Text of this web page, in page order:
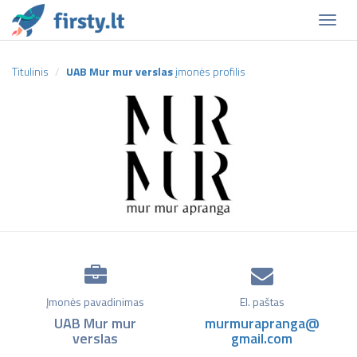
Titulinis UAB Mur mur verslasįmonės profilis
Įmonės pavadinimas
UAB Mur mur
verslas
El. paštas
murmurapranga@
gmail.com